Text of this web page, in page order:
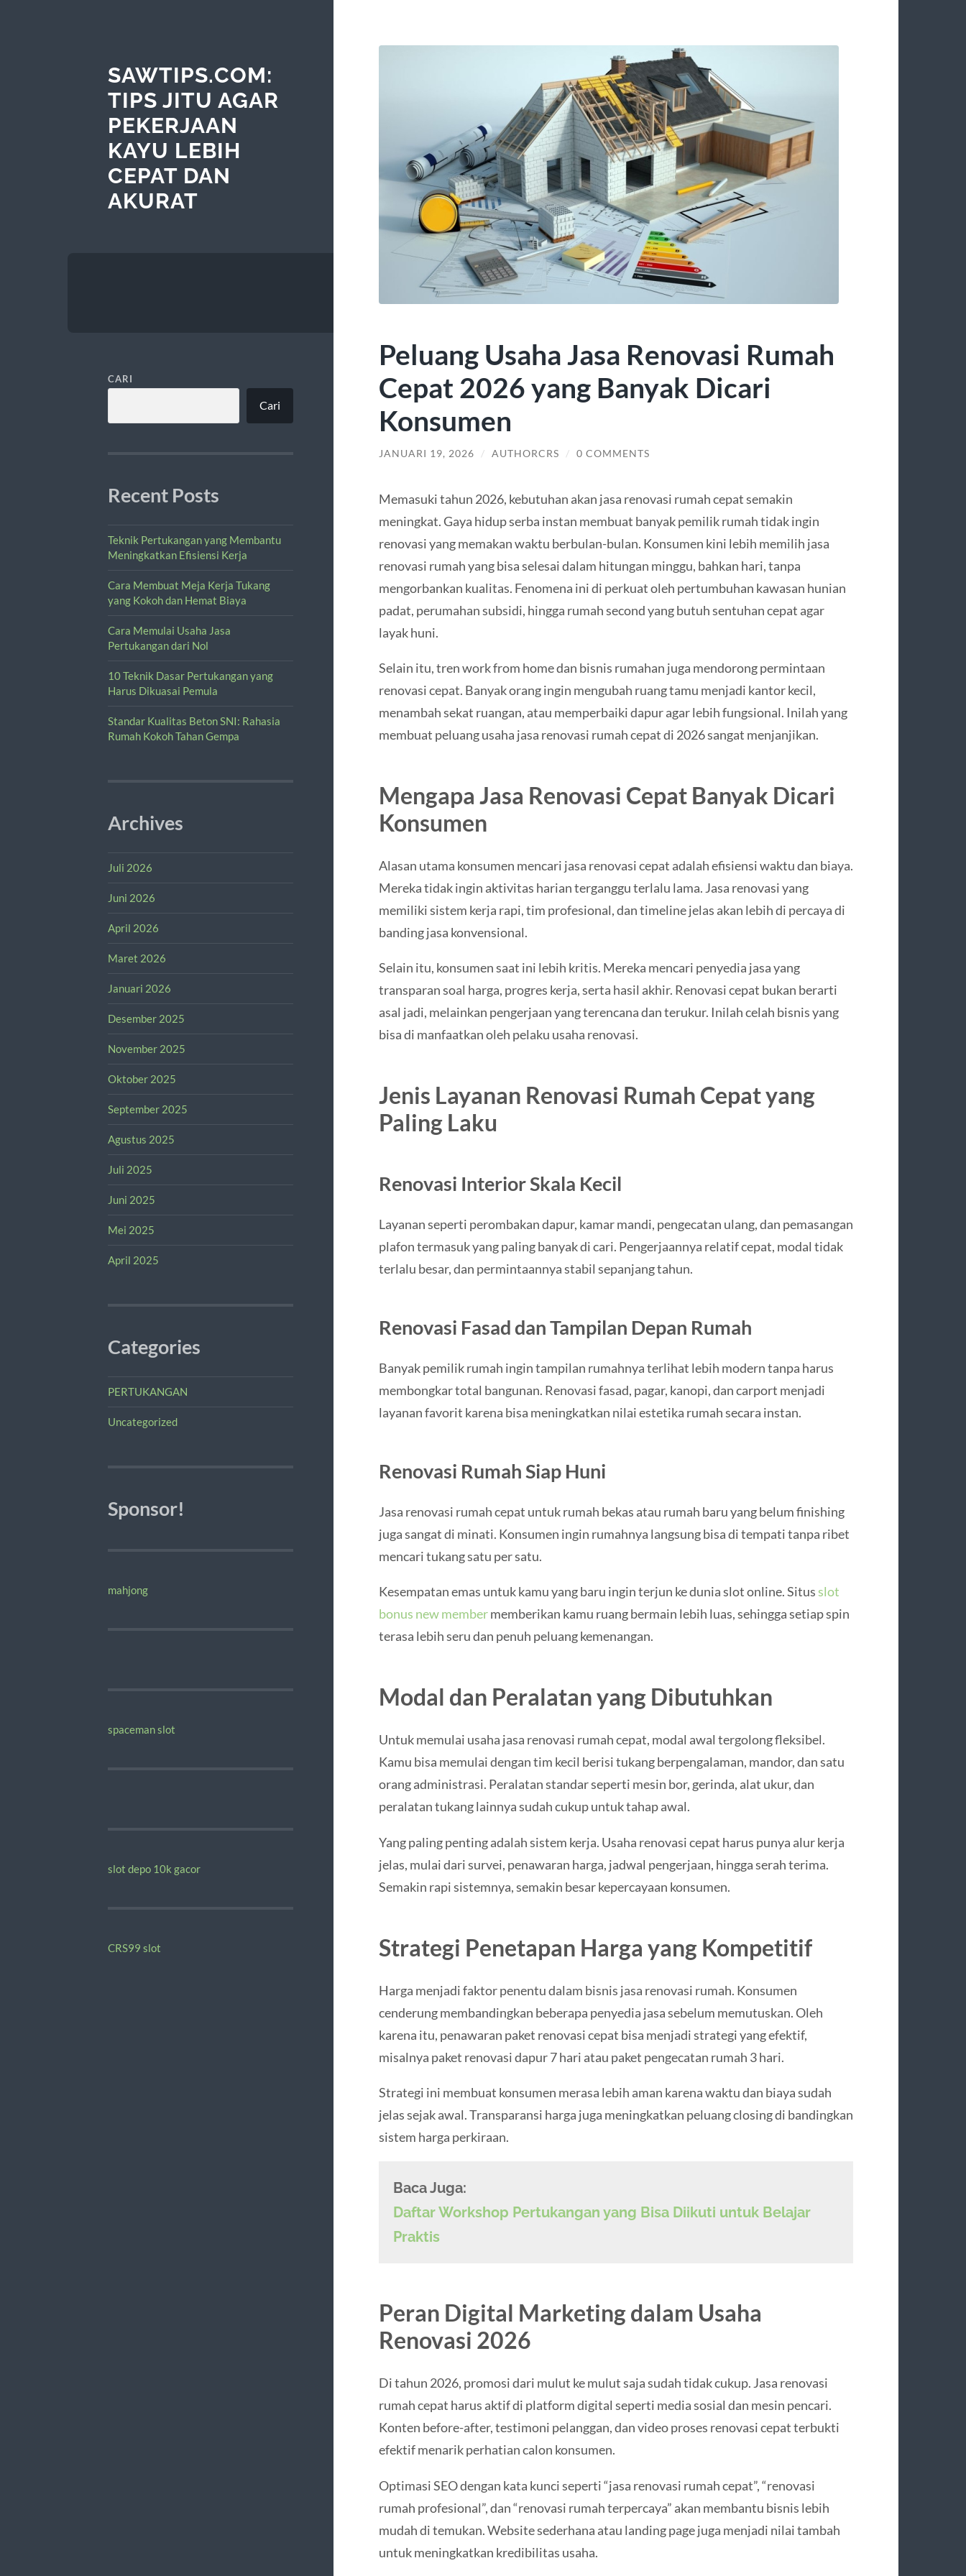
SAWTIPS.COM:
TIPS JITU AGAR
PEKERJAAN
KAYU LEBIH
CEPAT DAN
AKURAT
CARI
Cari
Recent Posts
Teknik Pertukangan yang Membantu
Meningkatkan Efisiensi Kerja
Cara Membuat Meja Kerja Tukang
yang Kokoh dan Hemat Biaya
Cara Memulai Usaha Jasa
Pertukangan dari Nol
10 Teknik Dasar Pertukangan yang
Harus Dikuasai Pemula
Standar Kualitas Beton SNI: Rahasia
Rumah Kokoh Tahan Gempa
Archives
Juli 2026
Juni 2026
April 2026
Maret 2026
Januari 2026
Desember 2025
November 2025
Oktober 2025
September 2025
Agustus 2025
Juli 2025
Juni 2025
Mei 2025
April 2025
Categories
PERTUKANGAN
Uncategorized
Sponsor!
mahjong
spaceman slot
slot depo 10k gacor
CRS99 slot
Peluang Usaha Jasa Renovasi Rumah
Cepat 2026 yang Banyak Dicari
Konsumen
JANUARI 19, 2026 / AUTHORCRS / 0 COMMENTS
Memasuki tahun 2026, kebutuhan akan jasa renovasi rumah cepat semakin
meningkat. Gaya hidup serba instan membuat banyak pemilik rumah tidak ingin
renovasi yang memakan waktu berbulan-bulan. Konsumen kini lebih memilih jasa
renovasi rumah yang bisa selesai dalam hitungan minggu, bahkan hari, tanpa
mengorbankan kualitas. Fenomena ini di perkuat oleh pertumbuhan kawasan hunian
padat, perumahan subsidi, hingga rumah second yang butuh sentuhan cepat agar
layak huni.
Selain itu, tren work from home dan bisnis rumahan juga mendorong permintaan
renovasi cepat. Banyak orang ingin mengubah ruang tamu menjadi kantor kecil,
menambah sekat ruangan, atau memperbaiki dapur agar lebih fungsional. Inilah yang
membuat peluang usaha jasa renovasi rumah cepat di 2026 sangat menjanjikan.
Mengapa Jasa Renovasi Cepat Banyak Dicari
Konsumen
Alasan utama konsumen mencari jasa renovasi cepat adalah efisiensi waktu dan biaya.
Mereka tidak ingin aktivitas harian terganggu terlalu lama. Jasa renovasi yang
memiliki sistem kerja rapi, tim profesional, dan timeline jelas akan lebih di percaya di
banding jasa konvensional.
Selain itu, konsumen saat ini lebih kritis. Mereka mencari penyedia jasa yang
transparan soal harga, progres kerja, serta hasil akhir. Renovasi cepat bukan berarti
asal jadi, melainkan pengerjaan yang terencana dan terukur. Inilah celah bisnis yang
bisa di manfaatkan oleh pelaku usaha renovasi.
Jenis Layanan Renovasi Rumah Cepat yang
Paling Laku
Renovasi Interior Skala Kecil
Layanan seperti perombakan dapur, kamar mandi, pengecatan ulang, dan pemasangan
plafon termasuk yang paling banyak di cari. Pengerjaannya relatif cepat, modal tidak
terlalu besar, dan permintaannya stabil sepanjang tahun.
Renovasi Fasad dan Tampilan Depan Rumah
Banyak pemilik rumah ingin tampilan rumahnya terlihat lebih modern tanpa harus
membongkar total bangunan. Renovasi fasad, pagar, kanopi, dan carport menjadi
layanan favorit karena bisa meningkatkan nilai estetika rumah secara instan.
Renovasi Rumah Siap Huni
Jasa renovasi rumah cepat untuk rumah bekas atau rumah baru yang belum finishing
juga sangat di minati. Konsumen ingin rumahnya langsung bisa di tempati tanpa ribet
mencari tukang satu per satu.
Kesempatan emas untuk kamu yang baru ingin terjun ke dunia slot online. Situsslot
bonus new membermemberikan kamu ruang bermain lebih luas, sehingga setiap spin
terasa lebih seru dan penuh peluang kemenangan.
Modal dan Peralatan yang Dibutuhkan
Untuk memulai usaha jasa renovasi rumah cepat, modal awal tergolong fleksibel.
Kamu bisa memulai dengan tim kecil berisi tukang berpengalaman, mandor, dan satu
orang administrasi. Peralatan standar seperti mesin bor, gerinda, alat ukur, dan
peralatan tukang lainnya sudah cukup untuk tahap awal.
Yang paling penting adalah sistem kerja. Usaha renovasi cepat harus punya alur kerja
jelas, mulai dari survei, penawaran harga, jadwal pengerjaan, hingga serah terima.
Semakin rapi sistemnya, semakin besar kepercayaan konsumen.
Strategi Penetapan Harga yang Kompetitif
Harga menjadi faktor penentu dalam bisnis jasa renovasi rumah. Konsumen
cenderung membandingkan beberapa penyedia jasa sebelum memutuskan. Oleh
karena itu, penawaran paket renovasi cepat bisa menjadi strategi yang efektif,
misalnya paket renovasi dapur 7 hari atau paket pengecatan rumah 3 hari.
Strategi ini membuat konsumen merasa lebih aman karena waktu dan biaya sudah
jelas sejak awal. Transparansi harga juga meningkatkan peluang closing di bandingkan
sistem harga perkiraan.
Baca Juga:
Daftar Workshop Pertukangan yang Bisa Diikuti untuk Belajar
Praktis
Peran Digital Marketing dalam Usaha
Renovasi 2026
Di tahun 2026, promosi dari mulut ke mulut saja sudah tidak cukup. Jasa renovasi
rumah cepat harus aktif di platform digital seperti media sosial dan mesin pencari.
Konten before-after, testimoni pelanggan, dan video proses renovasi cepat terbukti
efektif menarik perhatian calon konsumen.
Optimasi SEO dengan kata kunci seperti “jasa renovasi rumah cepat”, “renovasi
rumah profesional”, dan “renovasi rumah terpercaya” akan membantu bisnis lebih
mudah di temukan. Website sederhana atau landing page juga menjadi nilai tambah
untuk meningkatkan kredibilitas usaha.